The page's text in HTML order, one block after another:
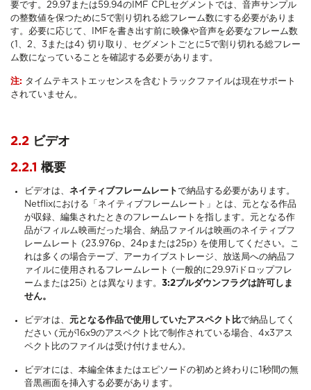
要です。29.97または59.94のIMF CPLセグメントでは、音声サンプル
の整数値を保つために5で割り切れる総フレーム数にする必要がありま
す。必要に応じて、IMFを書き出す前に映像や音声を必要なフレーム数
(1、2、3または4) 切り取り、セグメントごとに5で割り切れる総フレー
ム数になっていることを確認する必要があります。
注: タイムテキストエッセンスを含むトラックファイルは現在サポート
されていません。
2.2 ビデオ
2.2.1 概要
ビデオは、 ネイティブフレームレートで納品する必要があります。
Netflixにおける「ネイティブフレームレート」とは、元となる作品
が収録、編集されたときのフレームレートを指します。元となる作
品がフィルム映画だった場合、納品ファイルは映画のネイティブフ
レームレート (23.976p、24pまたは25p) を使用してください。こ
れは多くの場合テープ、アーカイブストレージ、放送局への納品フ
ァイルに使用されるフレームレート (一般的に29.97iドロップフレ
ームまたは25i) とは異なります。 3:2プルダウンフラグは許可しま
せん。
ビデオは、 元となる作品で使用していたアスペクト比で納品してく
ださい (元が16x9のアスペクト比で制作されている場合、4x3アス
ペクト比のファイルは受け付けません)。
ビデオには、本編全体またはエピソードの初めと終わりに1秒間の無
音黒画面を挿入する必要があります。